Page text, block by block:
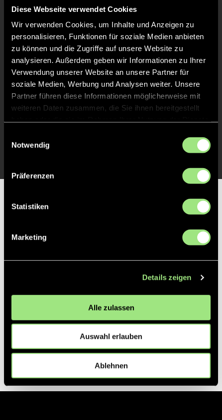
Diese Webseite verwendet Cookies
Wir verwenden Cookies, um Inhalte und Anzeigen zu
personalisieren, Funktionen für soziale Medien anbieten
zu können und die Zugriffe auf unsere Website zu
analysieren. Außerdem geben wir Informationen zu Ihrer
Verwendung unserer Website an unsere Partner für
soziale Medien, Werbung und Analysen weiter. Unsere
Partner führen diese Informationen möglicherweise mit
weiteren Daten zusammen, die Sie ihnen bereitgestellt
Notwendig
Präferenzen
Statistiken
Marketing
Details zeigen
Alle zulassen
Auswahl erlauben
Ablehnen
60'
Abpfiff
Spiel beendet
32' TOR 2:1, FELDTOR
31' TOR 1:1, FELDTOR
1'